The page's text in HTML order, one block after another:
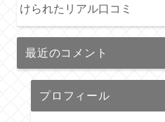
けられたリアル口コミ
最近のコメント
プロフィール